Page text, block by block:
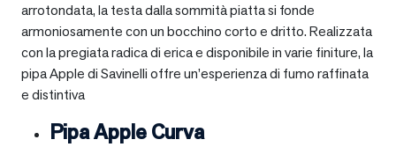
arrotondata, la testa dalla sommità piatta si fonde
armoniosamente con un bocchino corto e dritto. Realizzata
con la pregiata radica di erica e disponibile in varie finiture, la
pipa Apple di Savinelli offre un’esperienza di fumo raffinata
e distintiva
Pipa Apple Curva